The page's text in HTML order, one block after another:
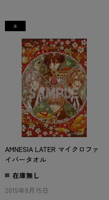
AMNESIA LATER マイクロファ
イバータオル
在庫無し
2015年8月15日